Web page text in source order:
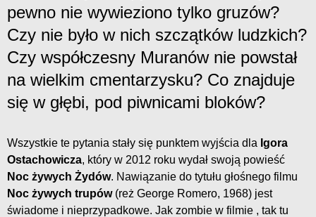
pewno nie wywieziono tylko gruzów?
Czy nie było w nich szczątków ludzkich?
Czy współczesny Muranów nie powstał
na wielkim cmentarzysku? Co znajduje
się w głębi, pod piwnicami bloków?
Wszystkie te pytania stały się punktem wyjścia dla Igora
Ostachowicza, który w 2012 roku wydał swoją powieść
Noc żywych Żydów. Nawiązanie do tytułu głośnego filmu
Noc żywych trupów(reż George Romero, 1968) jest
świadome i nieprzypadkowe. Jak zombie w filmie , tak tu